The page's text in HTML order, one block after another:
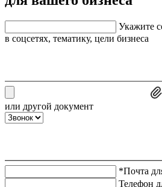
Укажите
в соцсетях, тематику, цели бизнеса
или другой документ
*Почта
Телефон